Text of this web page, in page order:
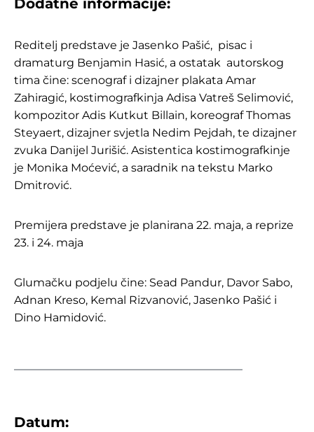
Dodatne informacije:
Reditelj predstave je Jasenko Pašić, pisac i
dramaturg Benjamin Hasić, a ostatak autorskog
tima čine: scenograf i dizajner plakata Amar
Zahiragić, kostimografkinja Adisa Vatreš Selimović,
kompozitor Adis Kutkut Billain, koreograf Thomas
Steyaert, dizajner svjetla Nedim Pejdah, te dizajner
zvuka Danijel Jurišić. Asistentica kostimografkinje
je Monika Moćević, a saradnik na tekstu Marko
Dmitrović.
Premijera predstave je planirana 22. maja, a reprize
23. i 24. maja
Glumačku podjelu čine: Sead Pandur, Davor Sabo,
Adnan Kreso, Kemal Rizvanović, Jasenko Pašić i
Dino Hamidović.
Datum: